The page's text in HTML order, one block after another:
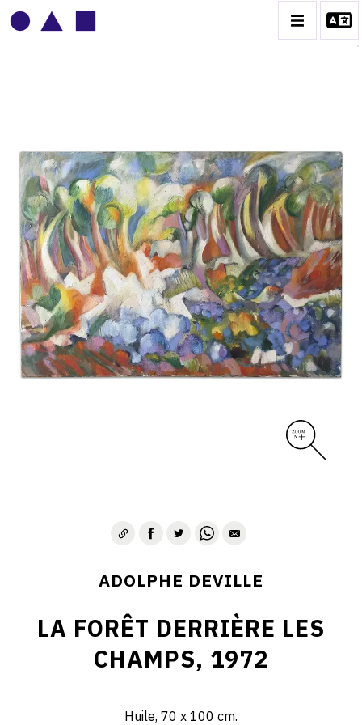
ADOLPHE DEVILLE
BIOGRAPHIE
CATALOGUE DES OEUVRES
CONTACT
ADOLPHE DEVILLE
LA FORÊT DERRIÈRE LES
CHAMPS, 1972
Huile, 70 x 100 cm.